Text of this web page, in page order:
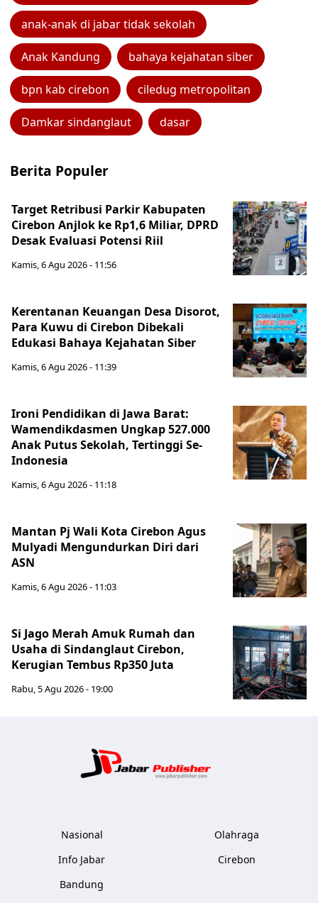
anak-anak di jabar tidak sekolah
Anak Kandung bahaya kejahatan siber
bpn kab cirebon ciledug metropolitan
Damkar sindanglaut dasar
Berita Populer
Target Retribusi Parkir Kabupaten
Cirebon Anjlok ke Rp1,6 Miliar, DPRD
Desak Evaluasi Potensi Riil
Kamis, 6 Agu 2026 - 11:56
Kerentanan Keuangan Desa Disorot,
Para Kuwu di Cirebon Dibekali
Edukasi Bahaya Kejahatan Siber
Kamis, 6 Agu 2026 - 11:39
Ironi Pendidikan di Jawa Barat:
Wamendikdasmen Ungkap 527.000
Anak Putus Sekolah, Tertinggi Se-
Indonesia
Kamis, 6 Agu 2026 - 11:18
Mantan Pj Wali Kota Cirebon Agus
Mulyadi Mengundurkan Diri dari
ASN
Kamis, 6 Agu 2026 - 11:03
Si Jago Merah Amuk Rumah dan
Usaha di Sindanglaut Cirebon,
Kerugian Tembus Rp350 Juta
Rabu, 5 Agu 2026 - 19:00
Nasional
Info Jabar
Bandung
Olahraga
Cirebon